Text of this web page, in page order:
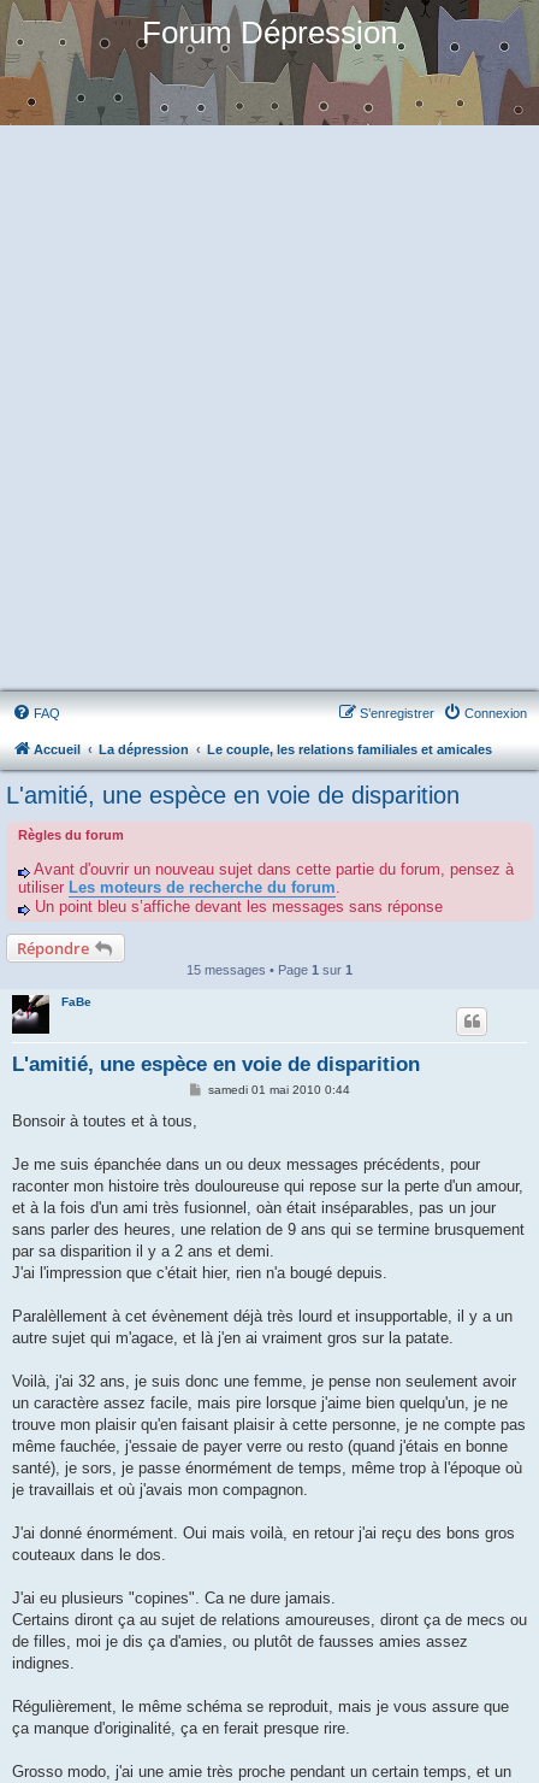
Forum Dépression
FAQ Connexion
S’enregistrer
Accueil La dépression Le couple, les relations familiales et amicales
L'amitié, une espèce en voie de disparition
Règles du forum
Avant d'ouvrir un nouveau sujet dans cette partie du forum, pensez à
utiliser Les moteurs de recherche du forum.
Un point bleu s’affiche devant les messages sans réponse
Répondre
15 messages • Page 1 sur 1
FaBe
L'amitié, une espèce en voie de disparition
M
g
samedi 01 mai 2010 0:44
Bonsoir à toutes et à tous,
Je me suis épanchée dans un ou deux messages précédents, pour
raconter mon histoire très douloureuse qui repose sur la perte d'un amour,
et à la fois d'un ami très fusionnel, oàn était inséparables, pas un jour
sans parler des heures, une relation de 9 ans qui se termine brusquement
par sa disparition il y a 2 ans et demi.
J'ai l'impression que c'était hier, rien n'a bougé depuis.
Paralèllement à cet évènement déjà très lourd et insupportable, il y a un
autre sujet qui m'agace, et là j'en ai vraiment gros sur la patate.
Voilà, j'ai 32 ans, je suis donc une femme, je pense non seulement avoir
un caractère assez facile, mais pire lorsque j'aime bien quelqu'un, je ne
trouve mon plaisir qu'en faisant plaisir à cette personne, je ne compte pas
même fauchée, j'essaie de payer verre ou resto (quand j'étais en bonne
santé), je sors, je passe énormément de temps, même trop à l'époque où
je travaillais et où j'avais mon compagnon.
J'ai donné énormément. Oui mais voilà, en retour j'ai reçu des bons gros
couteaux dans le dos.
J'ai eu plusieurs "copines". Ca ne dure jamais.
Certains diront ça au sujet de relations amoureuses, diront ça de mecs ou
de filles, moi je dis ça d'amies, ou plutôt de fausses amies assez
indignes.
Régulièrement, le même schéma se reproduit, mais je vous assure que
ça manque d'originalité, ça en ferait presque rire.
Grosso modo, j'ai une amie très proche pendant un certain temps, et un